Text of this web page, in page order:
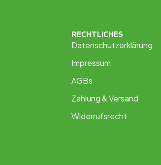
RECHTLICHES
Datenschutzerklärung
Impressum
AGBs
Zahlung & Versand
Widerrufsrecht